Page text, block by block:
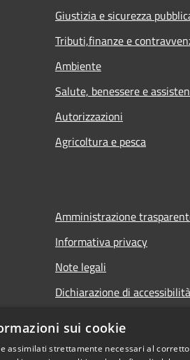
Giustizia e sicurezza
Tributi,finanze e
Ambiente
Salute, benessere e
Autorizzazioni
Agricoltura e pesca
Amministrazione
Informativa privacy
Note legali
Dichiarazione di accessibilità
sui cookie
assimilati strettamente necessari al